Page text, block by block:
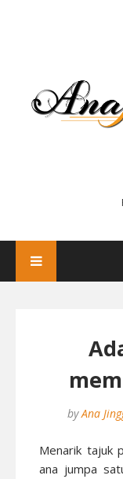
by Ana
Menarik tajuk
ana jumpa